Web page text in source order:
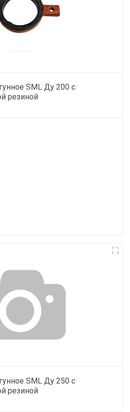
SML Ду 200 с
резиной
SML Ду 250 с
резиной